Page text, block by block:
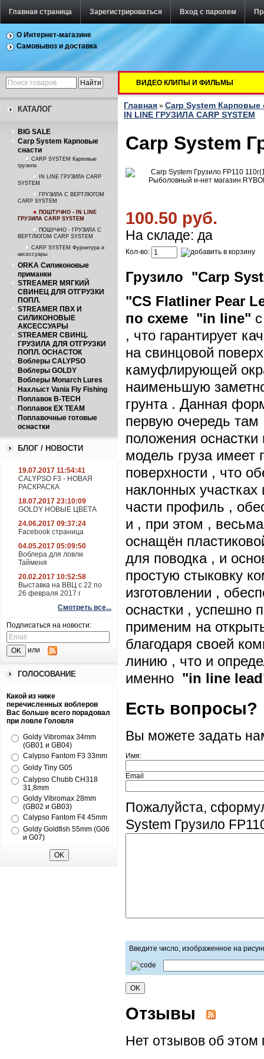
Главная страница Зарегистрироваться Вход с паролем
О Интернет-магазине
Самовывоз и доставка
КАТАЛОГ
BIG SALE
Carp System Карповые
снасти
CARP SYSTEM Карповые
грузила
IN LINE ГРУЗИЛА CARP
SYSTEM
ГРУЗИЛА С ВЕРТЛЮГОМ
CARP SYSTEM
ПОШТУЧНО - IN LINE
ГРУЗИЛА CARP SYSTEM
ПОШУЧНО - ГРУЗИЛА С
ВЕРТЛЮГОМ CARP SYSTEM
CARP SYSTEM Фурнитура и
аксессуары
ORKA Силиконовые
приманки
STREAMER МЯГКИЙ
СВИНЕЦ ДЛЯ ОТГРУЗКИ
ПОПЛ.
STREAMER ПВХ И
СИЛИКОНОВЫЕ
АКСЕССУАРЫ
STREAMER СВИНЦ.
ГРУЗИЛА ДЛЯ ОТГРУЗКИ
ПОПЛ. ОСНАСТОК
Воблеры CALYPSO
Воблеры GOLDY
Воблеры Monarch Lures
Нахлыст Vania Fly Fishing
Поплавок B-TECH
Поплавок EX TEAM
Поплавочные готовые
оснастки
БЛОГ / НОВОСТИ
19.07.2017 11:54:41
CALYPSO F3 - НОВАЯ
РАСКРАСКА
18.07.2017 23:10:09
GOLDY НОВЫЕ ЦВЕТА
24.06.2017 09:37:24
Facebook страница
04.05.2017 05:09:50
Воблера для ловли
Тайменя
20.02.2017 10:52:58
Выставка на ВВЦ с 22 по
26 февраля 2017 г
Смотреть все...
Подписаться на новости:
или
ГОЛОСОВАНИЕ
Какой из ниже
перечисленных воблеров
Вас больше всего порадовал
при ловле Головля
Goldy Vibromax 34mm
(GB01 и GB04)
Calypso Fantom F3 33mm
Goldy Tiny G05
Calypso Chubb CH318
31,8mm
Goldy Vibromax 28mm
(GB02 и GB03)
Calypso Fantom F4 45mm
Goldy Goldfish 55mm (G06
и G07)
ВИДЕО КЛИПЫ И ФИЛЬМЫ
Главная » Carp System Карповые
IN LINE ГРУЗИЛА CARP SYSTEM
Carp System
100.50 руб.
На складе: да
Кол-во:
Грузило "Carp
"CS Flatliner Pear
по схеме "in line"
, что гарантирует
на свинцовой
камуфлирующей
наименьшую
грунта . Данная
первую очередь там
положения
модель груза
поверхности , что
наклонных
части профиль ,
и , при этом ,
оснащён
для поводка , и
простую стыковку
изготовлении ,
оснастки , успешно
применим на
благодаря своей
линию , что и
именно "in line
Есть вопросы?
Вы можете задать
Имя:
Email
Пожалуйста,
System Грузило
Введите число, изображенное на
Отзывы
Нет отзывов об этом